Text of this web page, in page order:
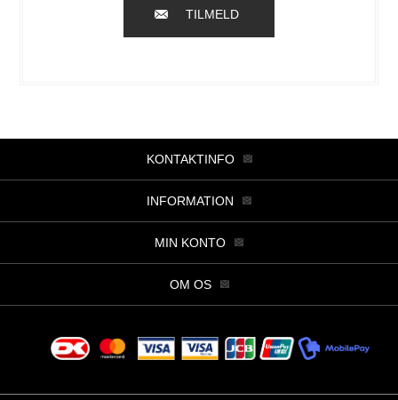
TILMELD
KONTAKTINFO
INFORMATION
MIN KONTO
OM OS